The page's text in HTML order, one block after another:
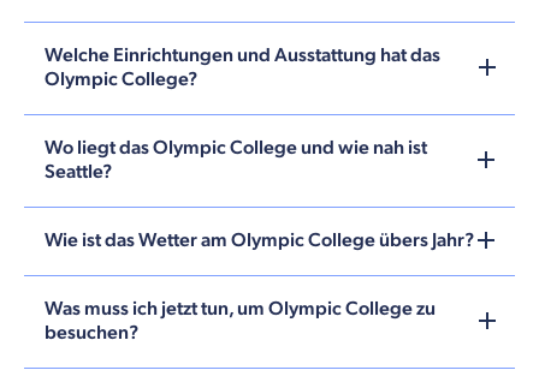
Welche Einrichtungen und Ausstattung hat das
Olympic College?
Wo liegt das Olympic College und wie nah ist
Seattle?
Wie ist das Wetter am Olympic College übers Jahr?
Was muss ich jetzt tun, um Olympic College zu
besuchen?